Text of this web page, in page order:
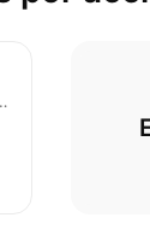
Markets Equity ETF